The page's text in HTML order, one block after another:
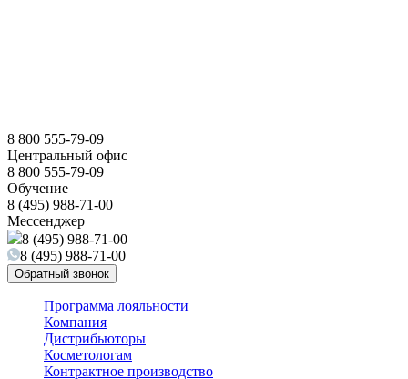
8 800 555-79-09
Центральный офис
8 800 555-79-09
Обучение
8 (495) 988-71-00
Мессенджер
8 (495) 988-71-00
8 (495) 988-71-00
Обратный звонок
Программа лояльности
Компания
Дистрибьюторы
Косметологам
Контрактное производство